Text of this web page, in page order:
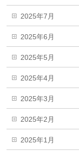
2025年7月
2025年6月
2025年5月
2025年4月
2025年3月
2025年2月
2025年1月